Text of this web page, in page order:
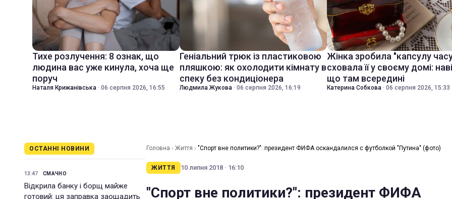
Тихе розлучення: 8 ознак, що
людина вас уже кинула, хоча ще
поруч
Наталя Крижанівська · 06 серпня 2026, 16:55
Геніальний трюк із пластиковою
пляшкою: як охолодити кімнату в
спеку без кондиціонера
Людмила Жукова · 06 серпня 2026, 16:19
Жінка зробила "капсулу
сховала її у своєму домі:
що там всередині
Катерина Собкова · 06 серпня 2026, 15:33
ОСТАННІ НОВИНИ
13:47 СМАЧНО
Відкрила банку і борщ майже
готовий: ця заправка заощадить
Головна › Життя › "Спорт вне политики?": президент ФИФА оскандалился с футболкой "Путина" (фото)
ЖИТТЯ 10 липня 2018 · 16:10
"Спорт вне политики?": президент ФИФА